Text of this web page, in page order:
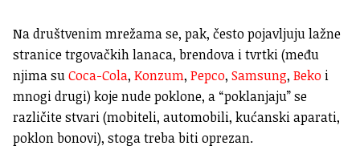
Na društvenim mrežama se, pak, često pojavljuju lažne
stranice trgovačkih lanaca, brendova i tvrtki (među
njima suCoca-Cola, Konzum, Pepco, Samsung, Beko i
mnogi drugi) koje nude poklone, a “poklanjaju” se
različite stvari (mobiteli, automobili, kućanski aparati,
poklon bonovi), stoga treba biti oprezan.